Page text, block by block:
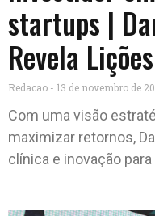
startups |
Revela
Redacao 13 de novembro de
Com uma visão
maximizar retornos,
clínica e inovação